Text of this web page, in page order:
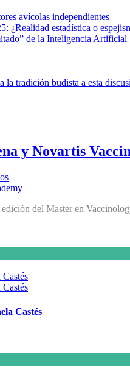
avícolas independientes
¿Realidad estadística o
de la Inteligencia Artificial
tradición budista a esta
y Novartis
del Master en
Castés